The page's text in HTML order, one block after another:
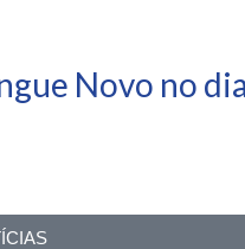
Novo no